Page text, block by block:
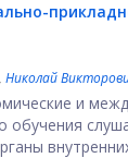
, Николай
и
обучения